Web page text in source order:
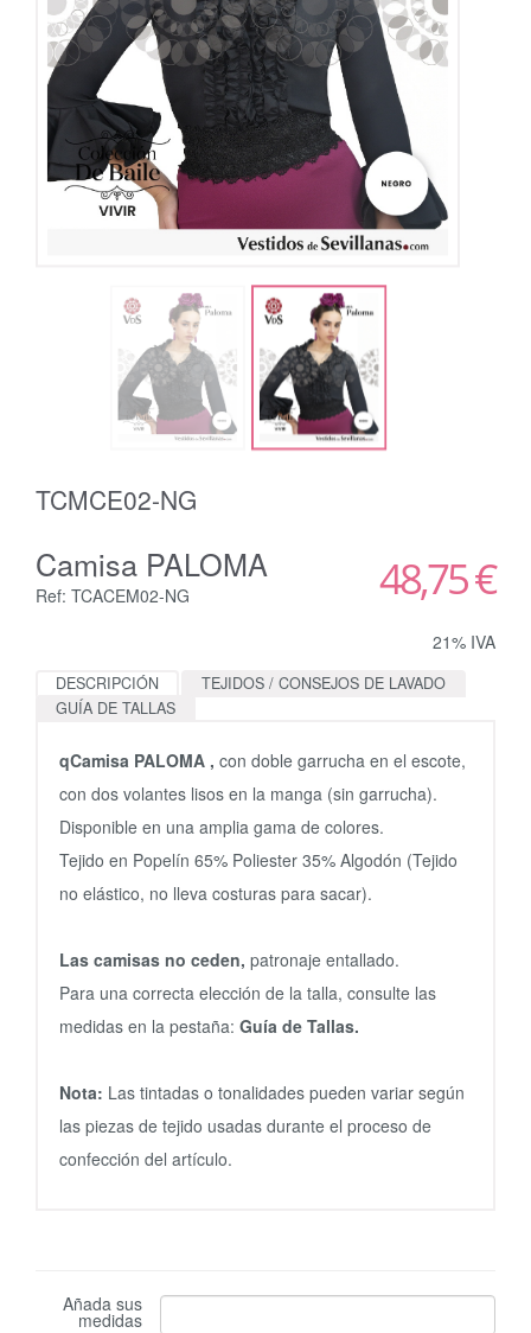
TCMCE02-NG
Camisa PALOMA
Ref: TCACEM02-NG 48,75 €
21% IVA
DESCRIPCIÓN
TEJIDOS / CONSEJOS DE LAVADO
GUÍA DE TALLAS
qCamisa PALOMA , con doble garrucha en el escote,
con dos volantes lisos en la manga (sin garrucha).
Disponible en una amplia gama de colores.
Tejido en Popelín 65% Poliester 35% Algodón (Tejido
no elástico, no lleva costuras para sacar).
Las camisas no ceden, patronaje entallado.
Para una correcta elección de la talla, consulte las
medidas en la pestaña: Guía de Tallas.
Nota: Las tintadas o tonalidades pueden variar según
las piezas de tejido usadas durante el proceso de
confección del artículo.
Añada sus
medidas